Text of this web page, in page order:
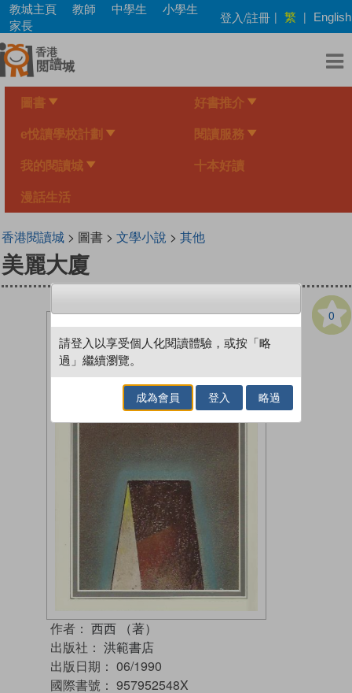
Skip
main
content
教城主頁 教師 中學生
小學生
家長
登入/註冊 | 繁 | English
圖書 好書推介
e悅讀學校計劃 閱讀服務
我的閱讀城 十本好讀
漫話生活
香港閱讀城> 圖書 > 文學小說 > 其他
美麗大廈
0
作者： 西西 （著）
出版社： 洪範書店
出版日期： 06/1990
國際書號： 957952548X
請登入以享受個人化閱讀體驗，或按「略
過」繼續瀏覽。
成為會員 登入 略過